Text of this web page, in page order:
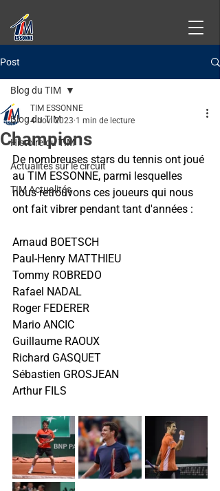
Post
Blog du TIM
Histoire du TIM
Actualités sur le circuit
TIM Actualités
Blog du TIM
Champions
TIM ESSONNE
4 nov. 2023 1 min de lecture
De nombreuses stars du tennis ont joué
au TIM ESSONNE, parmi lesquelles
nous retrouvons ces joueurs qui nous
ont fait vibrer pendant tant d'années :
Arnaud BOETSCH
Paul-Henry MATTHIEU
Tommy ROBREDO
Rafael NADAL
Roger FEDERER
Mario ANCIC
Guillaume RAOUX
Richard GASQUET
Sébastien GROSJEAN
Arthur FILS